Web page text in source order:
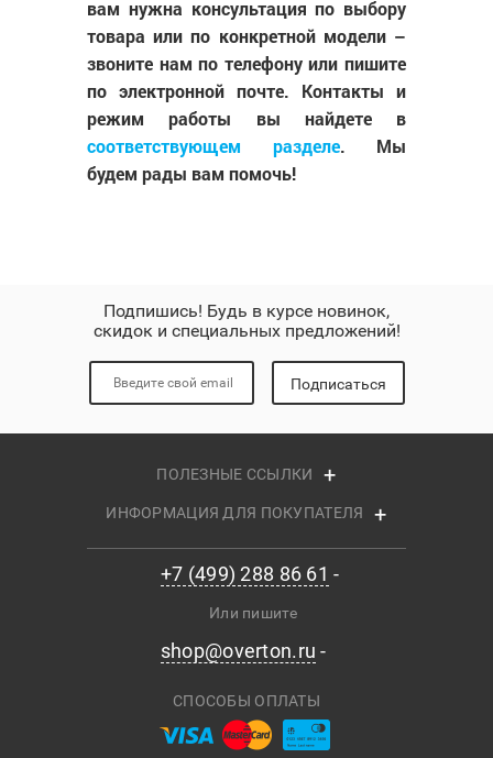
вам нужна консультация по выбору
товара или по конкретной модели –
звоните нам по телефону или пишите
по электронной почте. Контакты и
режим работы вы найдете в
соответствующем разделе. Мы
будем рады вам помочь!
Подпишись! Будь в курсе новинок,
скидок и специальных предложений!
Подписаться
ПОЛЕЗНЫЕ ССЫЛКИ
ИНФОРМАЦИЯ ДЛЯ ПОКУПАТЕЛЯ
+7 (499) 288 86 61
Или пишите
shop@overton.ru
СПОСОБЫ ОПЛАТЫ